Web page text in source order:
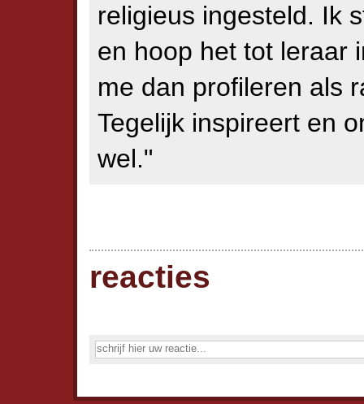
religieus ingesteld. Ik
en hoop het tot leraar
me dan profileren als
Tegelijk inspireert en
wel."
reacties